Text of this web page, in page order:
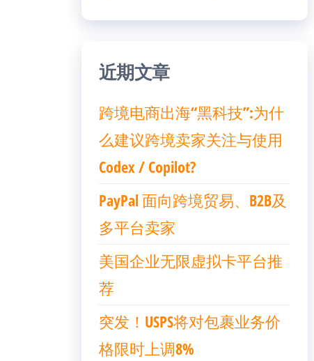
近期文章
跨境电商出海“黑科技”:为什
么建议跨境卖家关注与使用
Codex / Copilot?
PayPal 面向跨境贸易、B2B及
多平台卖家
美国企业无限虚拟卡平台推
荐
突发！USPS将对包裹业务价
格限时上调8%